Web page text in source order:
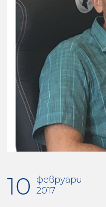
10
февруари
2017